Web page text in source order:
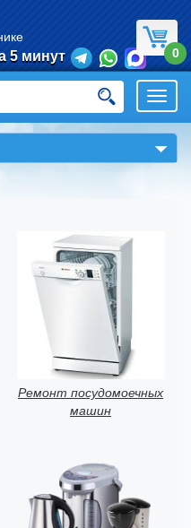
5 минут 0
▼
Ремонт посудомоечных
машин